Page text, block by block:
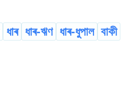
ধাৰ ধাৰ-ঋণ ধাৰ-ধুপাল বাকী